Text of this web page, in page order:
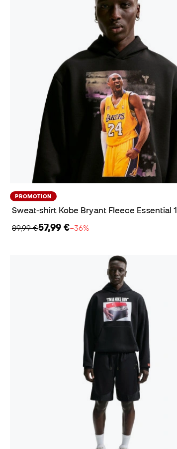
PROMOTION
Sweat-shirt Kobe Bryant Fleece Essential 1
89,99 €57,99 €−36%